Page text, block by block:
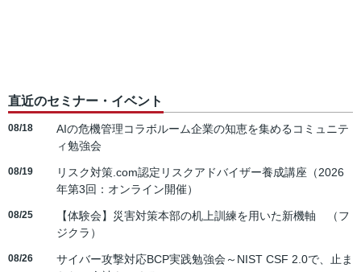
直近のセミナー・イベント
08/18
AIの危機管理コラボルーム企業の知恵を集めるコミュニテ
ィ勉強会
08/19
リスク対策.com認定リスクアドバイザー養成講座（2026
年第3回：オンライン開催）
08/25
【体験会】災害対策本部の机上訓練を用いた新機軸 （フ
ジクラ）
08/26
サイバー攻撃対応BCP実践勉強会～NIST CSF 2.0で、止ま